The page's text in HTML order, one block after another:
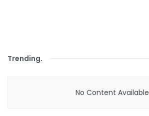
Trending.
No Content Available